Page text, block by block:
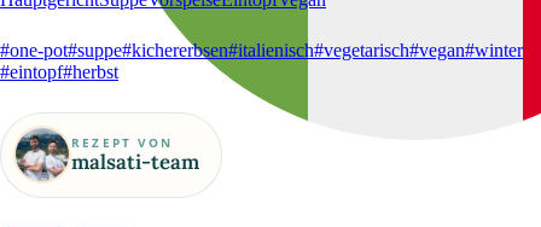
#one-pot#suppe#kichererbsen#italienisch#vegetarisch#vegan#winter
#eintopf#herbst
REZEPT VON
malsati-team